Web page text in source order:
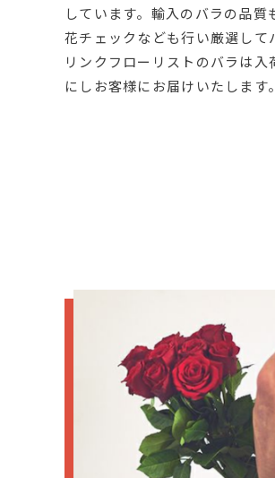
しています。輸入のバラの品
花チェックなども行い厳選して
リンクフローリストのバラは
にしお客様にお届けいたします。